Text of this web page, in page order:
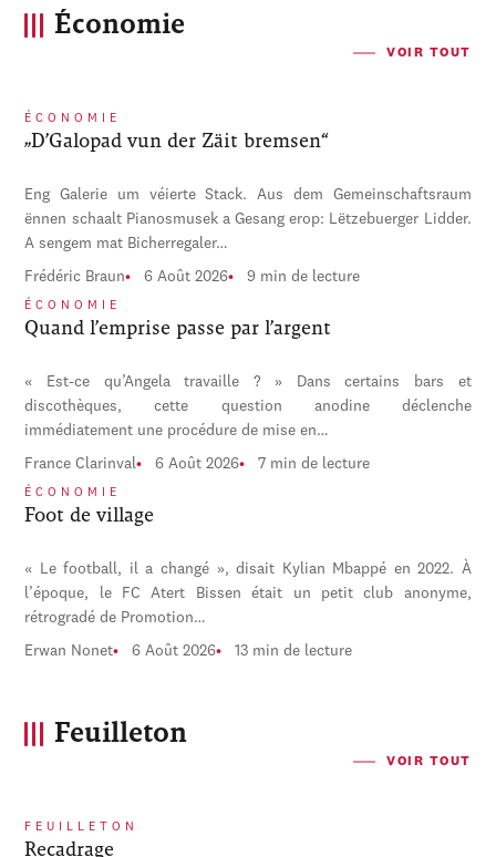
Économie
VOIR TOUT
ÉCONOMIE
„D’Galopad vun der Zäit bremsen“
Eng Galerie um véierte Stack. Aus dem Gemeinschaftsraum
ënnen schaalt Pianosmusek a Gesang erop: Lëtzebuerger Lidder.
A sengem mat Bicherregaler…
Frédéric Braun 6 Août 2026 9 min de lecture
ÉCONOMIE
Quand l’emprise passe par l’argent
« Est-ce qu’Angela travaille ? » Dans certains bars et
discothèques, cette question anodine déclenche
immédiatement une procédure de mise en…
France Clarinval 6 Août 2026 7 min de lecture
ÉCONOMIE
Foot de village
« Le football, il a changé », disait Kylian Mbappé en 2022. À
l’époque, le FC Atert Bissen était un petit club anonyme,
rétrogradé de Promotion…
Erwan Nonet 6 Août 2026 13 min de lecture
Feuilleton
VOIR TOUT
FEUILLETON
Recadrage